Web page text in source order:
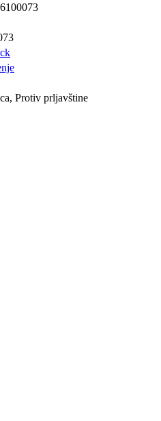
Protiv prljavštine